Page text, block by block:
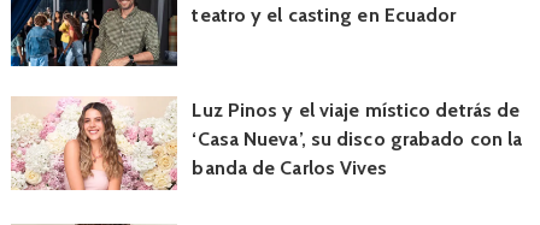
teatro y el casting en Ecuador
Luz Pinos y el viaje místico detrás de
‘Casa Nueva’, su disco grabado con la
banda de Carlos Vives